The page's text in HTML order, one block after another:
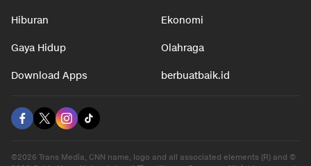
Hiburan Ekonomi
Gaya Hidup Olahraga
Download Apps berbuatbaik.id
©2026 Trans Media, CNN name, logo and all associated elements (R) and ©